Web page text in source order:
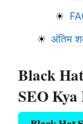
अंतिम
Black
SEO